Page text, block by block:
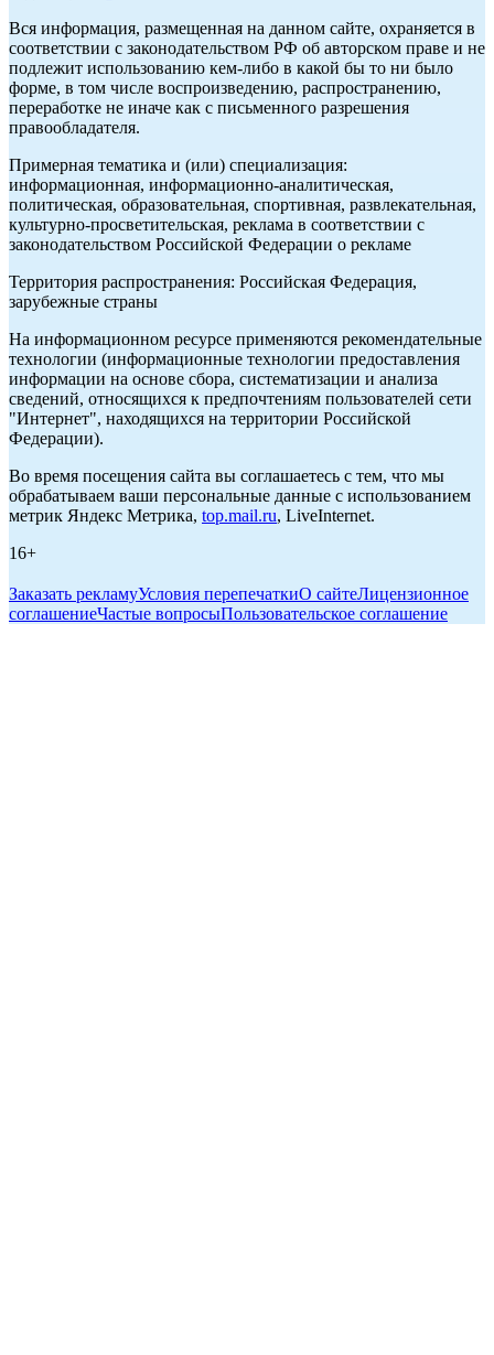
Вся информация, размещенная на данном сайте, охраняется в
соответствии с законодательством РФ об авторском праве и не
подлежит использованию кем-либо в какой бы то ни было
форме, в том числе воспроизведению, распространению,
переработке не иначе как с письменного разрешения
правообладателя.
Примерная тематика и (или) специализация:
информационная, информационно-аналитическая,
политическая, образовательная, спортивная, развлекательная,
культурно-просветительская, реклама в соответствии с
законодательством Российской Федерации о рекламе
Территория распространения: Российская Федерация,
зарубежные страны
На информационном ресурсе применяются рекомендательные
технологии (информационные технологии предоставления
информации на основе сбора, систематизации и анализа
сведений, относящихся к предпочтениям пользователей сети
"Интернет", находящихся на территории Российской
Федерации).
Во время посещения сайта вы соглашаетесь с тем, что мы
обрабатываем ваши персональные данные с использованием
метрик Яндекс Метрика, top.mail.ru, LiveInternet.
16+
Заказать рекламуУсловия перепечаткиО сайтеЛицензионное
соглашениеЧастые вопросыПользовательское соглашение